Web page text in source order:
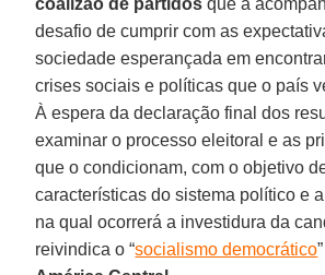
desafio de cumprir com as
sociedade esperançada em
crises sociais e políticas que o país
À espera da declaração final dos
examinar o processo eleitoral e as
que o condicionam, com o objetivo
características do sistema político e
na qual ocorrerá a investidura da
reivindica o “socialismo democrático